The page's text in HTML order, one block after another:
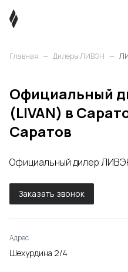
Главная — Дилеры ЛИВЭН —
Официальный
(LIVAN) в
Саратов
Официальный дилер
Заказать звонок
Адрес
Шехурдина 2/4